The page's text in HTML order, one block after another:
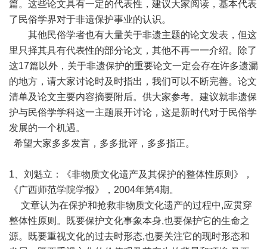
篇。这些论文具有一定的代表性，建议大家阅读，基本代表
了民俗学界对于非遗保护事业的认识。
其他民俗学者也有大量关于非遗主题的论文发表，但这
里只择其具有代表性的部分论文，其他不再一一介绍。除了
这17篇以外，关于非遗保护的重要论文一定会存在许多遗漏
的地方，请大家讨论时及时指出，我们可以不断完善。论文
清单及论文主要内容摘要附后。供大家参考。建议就非遗保
护与民俗学学科这一主题展开讨论，这是新时代对于民俗学
发展的一个机遇。
希望大家多多发言，多多批评，多多指正。
1、刘魁立：《非物质文化遗产及其保护的整体性原则》，
《广西师范学院学报》，2004年第4期。
文章认为在保护和抢救非物质文化遗产的过程中,应贯穿
整体性原则。既要保护文化事象本身,也要保护它的生命之
源。既要重视文化的过去时形态,也要关注它的现时形态和